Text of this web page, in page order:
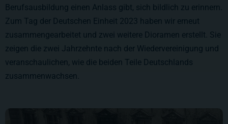
Berufsausbildung einen Anlass gibt, sich bildlich zu erinnern.
Zum Tag der Deutschen Einheit 2023 haben wir erneut
zusammengearbeitet und zwei weitere Dioramen erstellt. Sie
zeigen die zwei Jahrzehnte nach der Wiedervereinigung und
veranschaulichen, wie die beiden Teile Deutschlands
zusammenwachsen.